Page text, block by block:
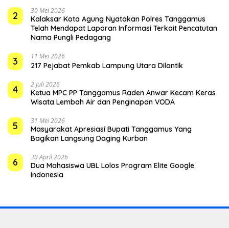
2 30 Mei 2026
Kalaksar Kota Agung Nyatakan Polres Tanggamus
Telah Mendapat Laporan Informasi Terkait Pencatutan
Nama Pungli Pedagang
3 11 Mei 2026
217 Pejabat Pemkab Lampung Utara Dilantik
4 2 Juli 2026
Ketua MPC PP Tanggamus Raden Anwar Kecam Keras
Wisata Lembah Air dan Penginapan VODA
5 31 Mei 2026
Masyarakat Apresiasi Bupati Tanggamus Yang
Bagikan Langsung Daging Kurban
6 30 April 2026
Dua Mahasiswa UBL Lolos Program Elite Google
Indonesia